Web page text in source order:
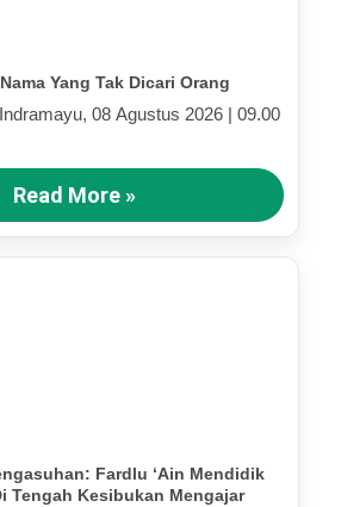
Yang Tak Dicari Orang
08 Agustus 2026 | 09.00
Read More »
Fardlu ‘Ain Mendidik
Tengah Kesibukan Mengajar